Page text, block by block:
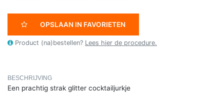
OPSLAAN IN FAVORIETEN
Product (na)bestellen? Lees hier de procedure.
BESCHRIJVING
Een prachtig strak glitter cocktailjurkje